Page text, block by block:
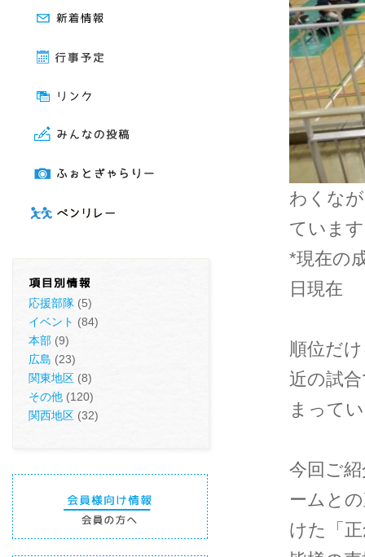
応援部隊 (5)
イベント (84)
本部 (9)
広島 (23)
関東地区 (8)
その他 (120)
関西地区 (32)
わくな
ていま
*現在の
日現在
順位だ
近の試
まって
今回ご
ームと
けた「